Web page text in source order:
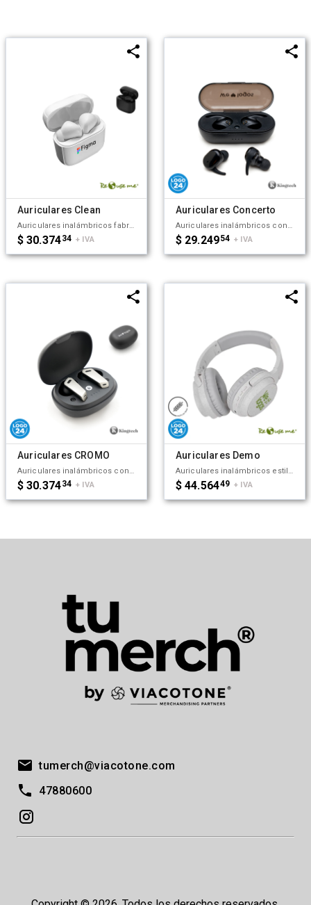
Auriculares Clean
Auriculares inalámbricos fabricados en ABS reciclado. Cada auricular cuenta con un botón touch que permite contestar y finalizar llamadas, reproducir y pausar música, cambiar a la siguiente o anterior canción. Tienen tecnología Bluetooth 5.3, una duración de batería de aproximadamente 5 horas y un estuche de carga de 200 mAh, el cual se carga a través de un cable usb c. Los auriculares cuentan con almohadillas de diferentes tamaños, y viene dentro de una caja de cartón junto a su manual de instrucciones y cable cargador. Dimensiones: 5 x 4,8x 2,5 cm. Incluye Gift Box confeccionada en cartulina Kraft. ReUseMe.
$ 30.37434 + IVA
Auriculares Concerto
Auriculares inalámbricos con estuche de carga y micrófono incorporado. Posee tecnología bluetooth 5.0, la capacidad del auricular es de 55mAh y su capacidad de carga es de 300mAh. Cuenta con cobertura bluetooth en una distancia de 10 metros y su duración en funcionamiento es de 3 horas seguidas. Mantiene la carga sin uso por 120 horas y el tiempo de carga es de 50 minutos. Funciones touch: un toque para pausar/reproducir música, dos toques para redial. Medidas: 8 x 3,5 cm. Kingtech.
$ 29.24954 + IVA
Auriculares CROMO
$ 30.37434 + IVA
Auriculares Demo
$ 44.56449 + IVA
tumerch@viacotone.com
47880600